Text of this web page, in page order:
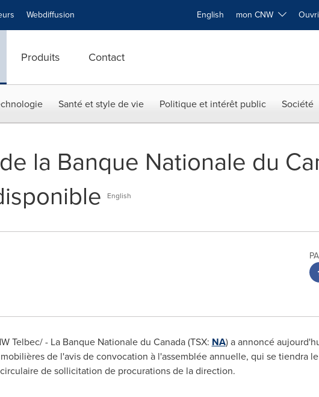
Webdiffusion English mon CNW
Produits Contact
Santé et style de vie Politique et intérêt public Société
la Banque Nationale du
English
Telbec/ - La Banque Nationale du Canada(TSX: NA) a annoncé
de l'avis de convocation à l'assemblée annuelle, qui se tiendra
de sollicitation de procurations de la direction.